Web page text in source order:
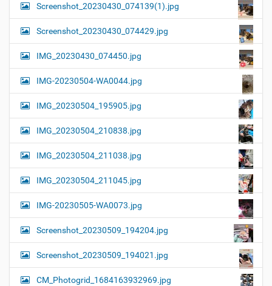
Screenshot_20230430_074139(1).jpg
Screenshot_20230430_074429.jpg
IMG_20230430_074450.jpg
IMG-20230504-WA0044.jpg
IMG_20230504_195905.jpg
IMG_20230504_210838.jpg
IMG_20230504_211038.jpg
IMG_20230504_211045.jpg
IMG-20230505-WA0073.jpg
Screenshot_20230509_194204.jpg
Screenshot_20230509_194021.jpg
CM_Photogrid_1684163932969.jpg